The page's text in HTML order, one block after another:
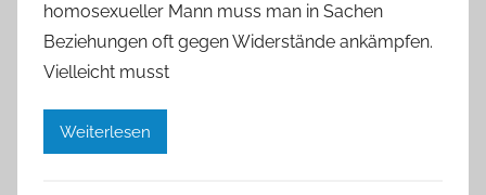
homosexueller Mann muss man in Sachen
Beziehungen oft gegen Widerstände ankämpfen.
Vielleicht musst
Weiterlesen